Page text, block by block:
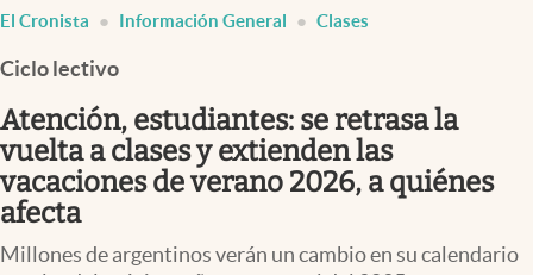
Mercados Online
Negocios
Columnistas
Otras secciones
Apertura
Infotechnology
El Cronista Información General Clases
Ciclo lectivo
Atención, estudiantes: se retrasa la
vuelta a clases y extienden las
vacaciones de verano 2026, a quiénes
afecta
Millones de argentinos verán un cambio en su calendario